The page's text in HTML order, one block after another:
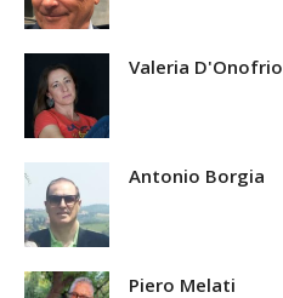
Valeria D'Onofrio
Antonio Borgia
Piero Melati